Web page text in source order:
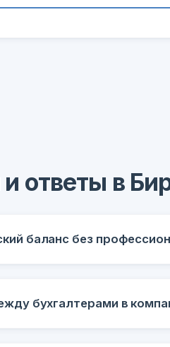
ответы в
баланс без
бухгалтерами в